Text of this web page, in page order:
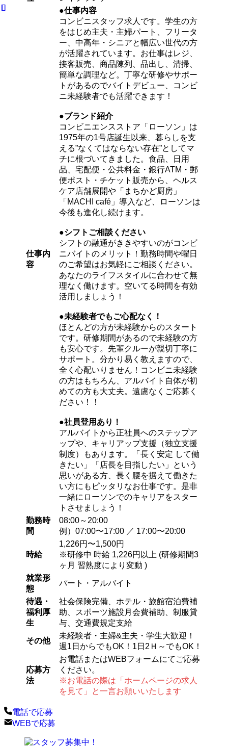
仕事内
容
●仕事内容
コンビニスタッフ求人です。学生の方
をはじめ主夫・主婦パート、フリータ
ー、中高年・シニアと幅広い世代の方
が活躍されています。お仕事はレジ、
接客販売、商品陳列、品出し、清掃、
簡単な調理など。丁寧な研修やサポー
トがあるのでバイトデビュー、コンビ
ニ未経験者でも活躍できます！
●ブランド紹介
コンビニエンスストア「ローソン」は
1975年の1号店誕生以来、暮らしを支
える”なくてはならない存在”としてマ
チに根づいてきました。食品、日用
品、宅配便・公共料金・銀行ATM・郵
便ポスト・チケット販売から、ヘルス
ケア店舗展開や「まちかど厨房」
「MACHI café」導入など、ローソンは
今後も進化し続けます。
●シフトご相談ください
シフトの融通がききやすいのがコンビ
ニバイトのメリット！勤務時間や曜日
のご希望はお気軽にご相談ください。
あなたのライフスタイルに合わせて無
理なく働けます。空いてる時間を有効
活用しましょう！
●未経験者でもご心配なく！
ほとんどの方が未経験からのスタート
です。研修期間があるので未経験の方
も安心です。先輩クルーが親切丁寧に
サポート。分かり易く教えますので、
全く心配いりません！コンビニ未経験
の方はもちろん、アルバイト自体が初
めての方も大丈夫。遠慮なくご応募く
ださい！！
●社員登用あり！
アルバイトから正社員へのステップア
ップや、キャリアップ支援（独立支援
制度）もあります。「長く安定 して働
きたい」「店長を目指したい」という
思いがある方、長く腰を据えて働きた
い方にもピッタリなお仕事です。是非
一緒にローソンでのキャリアをスター
トさせましょう！
勤務時
間
08:00～20:00
例）07:00〜17:00 ／ 17:00〜20:00
時給
1,226円〜1,500円
※研修中 時給 1,226円以上 (研修期間3
ヶ月 習熟度により変動 )
就業形
態
パート・アルバイト
待遇・
福利厚
生
社会保険完備、ホテル・旅館宿泊費補
助、スポーツ施設月会費補助、制服貸
与、交通費規定支給
その他
未経験者・主婦&主夫・学生大歓迎！
週1日からでもOK！1日2Ｈ～でもOK！
応募方
法
お電話またはWEBフォームにてご応募
ください。
※お電話の際は「ホームページの求人
を見て」と一言お願いいたします
電話で応募
WEBで応募